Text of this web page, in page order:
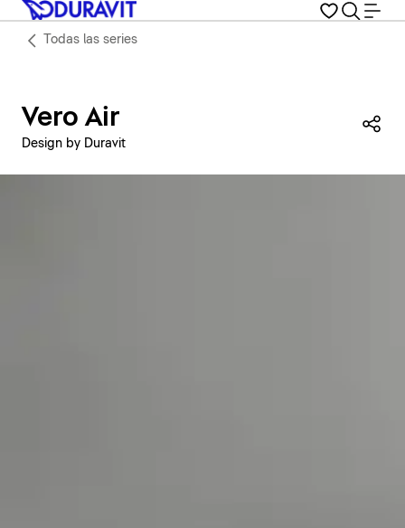
Todas las series
Vero Air
Design by Duravit